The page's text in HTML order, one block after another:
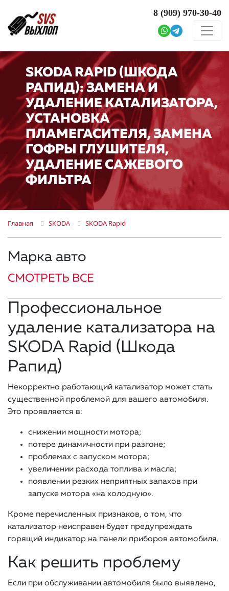
8 (909) 970-30-40
SKODA RAPID (ШКОДА
РАПИД): ЗАМЕНА И
УДАЛЕНИЕ КАТАЛИЗАТОРА,
УСТАНОВКА
ПЛАМЕГАСИТЕЛЯ, ЗАМЕНА
ГОФРЫ ГЛУШИТЕЛЯ,
УДАЛЕНИЕ САЖЕВОГО
ФИЛЬТРА
Главная SKODA SKODA Rapid
Марка авто
СМОТРЕТЬ ВСЕ
Профессиональное
удаление катализатора на
SKODA Rapid (Шкода
Рапид)
Некорректно работающий катализатор может стать
существенной проблемой для вашего автомобиля.
Это проявляется в:
снижении мощности мотора;
потере динамичности при разгоне;
проблемах с запуском мотора;
увеличении расхода топлива и масла;
появлении резких неприятных запахов при
запуске мотора «на холодную».
Кроме перечисленных признаков, о том, что
катализатор неисправен будет предупреждать
горящий индикатор на панели приборов автомобиля.
Как решить проблему
Если при обслуживании автомобиля было выявлено,